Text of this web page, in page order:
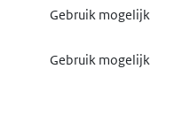
Gebruik mogelijk
Gebruik mogelijk